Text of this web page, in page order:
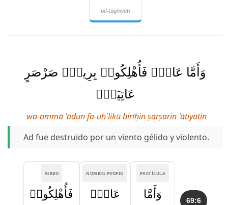
bil-ṭāghiyati
وَأَمَّا عَادٌۭ فَأُهْلِكُوا۟ بِرِيحٍۢ صَرْصَرٍ
عَاتِيَةٍۢ
wa-ammā ʿādun fa-uh'likū birīḥin ṣarṣarin ʿātiyatin
Ad fue destruido por un viento gélido y violento.
69:6
PARTÍCULA
وَأَمَّا
NOMBRE PROPIO
عَادٌۭ
VERBO
فَأُهْلِكُوا۟